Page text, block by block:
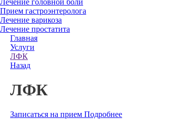
Лечение головной боли
Прием гастроэнтеролога
Лечение варикоза
Лечение простатита
Главная
Услуги
ЛФК
Назад
ЛФК
Записаться на прием Подробнее